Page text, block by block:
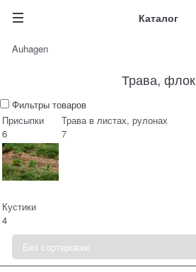
Каталог
Auhagen
Трава, флок
Фильтры товаров
Присыпки
6
Трава в листах, рулонах
7
Кустики
4